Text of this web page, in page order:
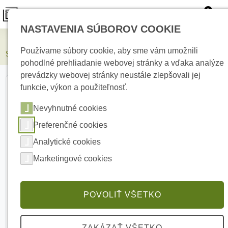
0
SATEL APS-30 S Napájací zdroj 12 V DC
NASTAVENIA SÚBOROV COOKIE
Používame súbory cookie, aby sme vám umožnili
pohodlné prehliadanie webovej stránky a vďaka analýze
prevádzky webovej stránky neustále zlepšovali jej
funkcie, výkon a použiteľnosť.
Nevyhnutné cookies
Preferenčné cookies
Analytické cookies
Marketingové cookies
POVOLIŤ VŠETKO